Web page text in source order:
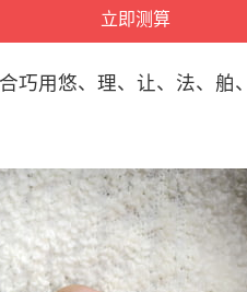
巧用悠、理、让、法、舶